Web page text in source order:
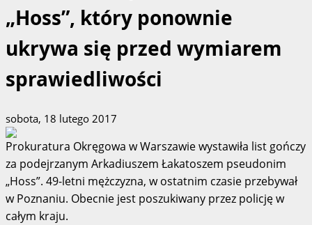
„Hoss”, który ponownie
ukrywa się przed wymiarem
sprawiedliwości
sobota, 18 lutego 2017
Prokuratura Okręgowa w Warszawie wystawiła list gończy
za podejrzanym Arkadiuszem Łakatoszem pseudonim
„Hoss”. 49-letni mężczyzna, w ostatnim czasie przebywał
w Poznaniu. Obecnie jest poszukiwany przez policję w
całym kraju.